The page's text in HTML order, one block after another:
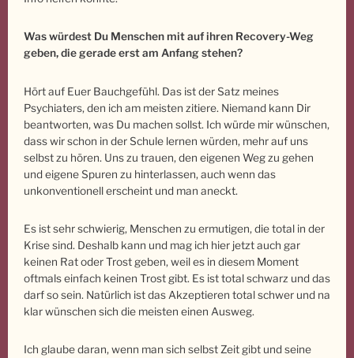
Was würdest Du Menschen mit auf ihren Recovery-Weg
geben, die gerade erst am Anfang stehen?
Hört auf Euer Bauchgefühl. Das ist der Satz meines
Psychiaters, den ich am meisten zitiere. Niemand kann Dir
beantworten, was Du machen sollst. Ich würde mir wünschen,
dass wir schon in der Schule lernen würden, mehr auf uns
selbst zu hören. Uns zu trauen, den eigenen Weg zu gehen
und eigene Spuren zu hinterlassen, auch wenn das
unkonventionell erscheint und man aneckt.
Es ist sehr schwierig, Menschen zu ermutigen, die total in der
Krise sind. Deshalb kann und mag ich hier jetzt auch gar
keinen Rat oder Trost geben, weil es in diesem Moment
oftmals einfach keinen Trost gibt. Es ist total schwarz und das
darf so sein. Natürlich ist das Akzeptieren total schwer und na
klar wünschen sich die meisten einen Ausweg.
Ich glaube daran, wenn man sich selbst Zeit gibt und seine